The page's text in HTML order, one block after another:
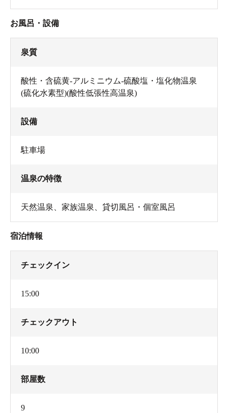
お風呂・設備
泉質
酸性・含硫黄-アルミニウム-硫酸塩・塩化物温泉
(硫化水素型)(酸性低張性高温泉)
設備
駐車場
温泉の特徴
天然温泉 家族温泉 貸切風呂・個室風呂
宿泊情報
チェックイン
15:00
チェックアウト
10:00
部屋数
9